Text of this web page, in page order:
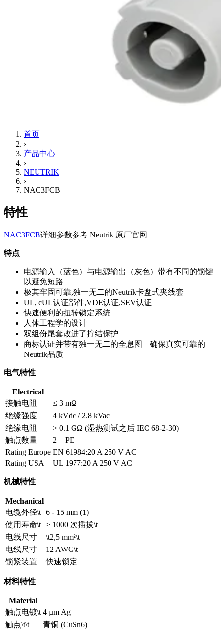
首页
›
产品中心
›
NEUTRIK
›
NAC3FCB
特性
NAC3FCB详细参数参考 Neutrik 原厂官网
特点
电源输入（蓝色）与电源输出（灰色）带有不同的锁键
以避免短路
极其牢固可靠,独一无二的Neutrik卡盘式夹线套
UL, cUL认证部件,VDE认证,SEV认证
快速便利的扭转锁定系统
人体工程学的设计
双组份尾套改进了拧结保护
商标认证并带有独一无二的全息图 – 确保真实可靠的
Neutrik品质
电气特性
Electrical
接触电阻
≤ 3 mΩ
绝缘强度
4 kVdc / 2.8 kVac
绝缘电阻
> 0.1 GΩ (湿热测试之后 IEC 68-2-30)
触点数量
2 + PE
Rating Europe EN 61984:20 A 250 V AC
Rating USA
UL 1977:20 A 250 V AC
机械特性
Mechanical
电缆外径\t 6 - 15 mm (1)
使用寿命\t > 1000 次插拔\t
电线尺寸
\t2,5 mm²\t
电线尺寸
12 AWG\t
锁紧装置
快速锁定
材料特性
Material
触点电镀\t 4 µm Ag
触点\t\t
青铜 (CuSn6)